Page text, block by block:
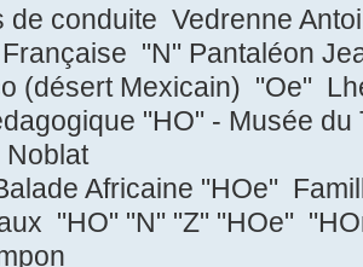
de conduite Vedrenne
"N" Pantaléon
(désert Mexicain) "Oe"
"HO" - Musée du
Noblat
Africaine "HOe"
"HO" "N" "Z" "HOe"